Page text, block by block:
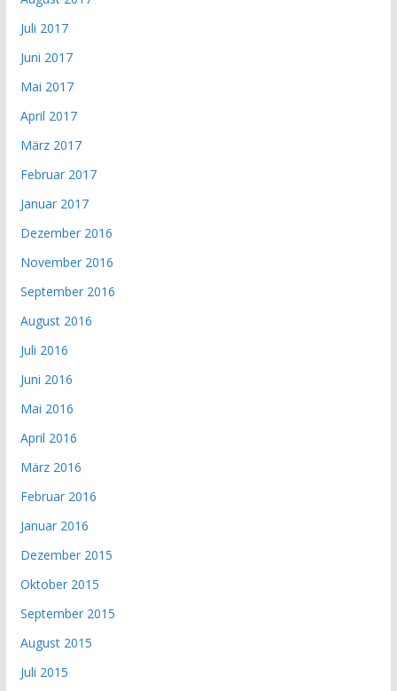
Juli 2017
Juni 2017
Mai 2017
April 2017
März 2017
Februar 2017
Januar 2017
Dezember 2016
November 2016
September 2016
August 2016
Juli 2016
Juni 2016
Mai 2016
April 2016
März 2016
Februar 2016
Januar 2016
Dezember 2015
Oktober 2015
September 2015
August 2015
Juli 2015